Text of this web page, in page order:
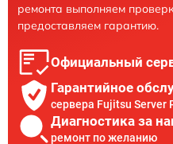
ремонта выполняем
предоставляем гарантию.
Официальный
Гарантийное
сервера Fujitsu Server
Диагностика за
ремонт по желанию